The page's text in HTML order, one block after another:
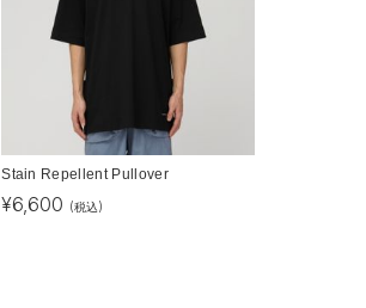
Stain Repellent Pullover
¥6,600 (税込)